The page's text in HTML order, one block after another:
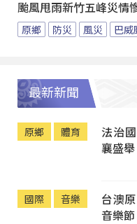
颱風甩雨新竹五峰災情
原鄉 防災 風災 巴威
最新新聞
原鄉 體育
法治
襄盛舉
國際 音樂
台澳
音樂節